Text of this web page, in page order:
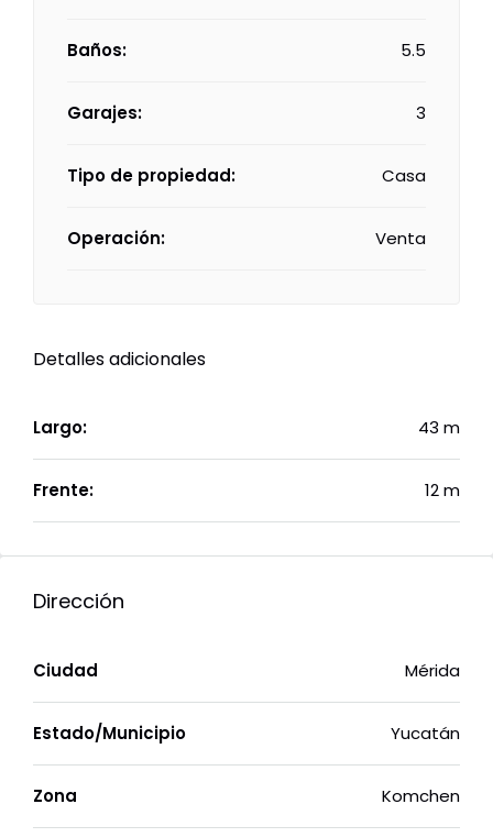
Baños: 5.5
Garajes: 3
Tipo de propiedad: Casa
Operación: Venta
Detalles adicionales
Largo: 43 m
Frente: 12 m
Dirección
Ciudad Mérida
Estado/Municipio Yucatán
Zona Komchen